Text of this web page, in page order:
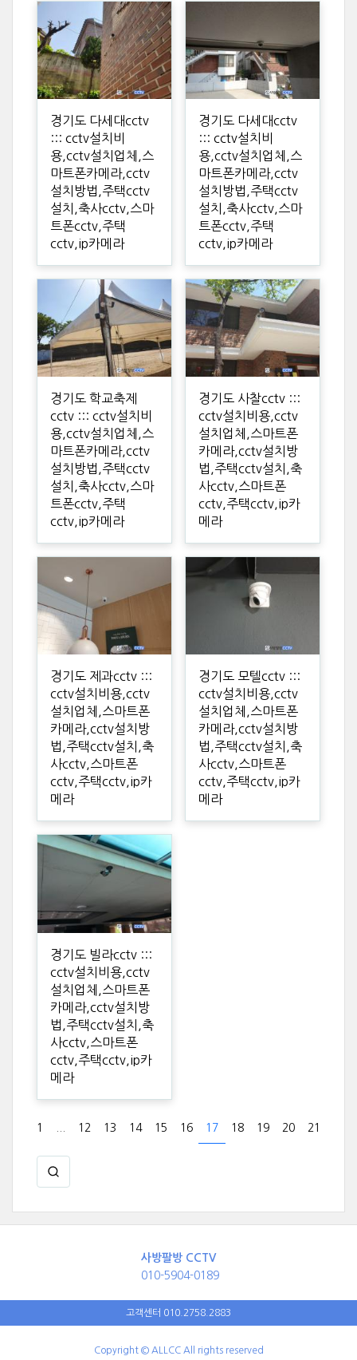
경기도 다세대cctv
::: cctv설치비
용,cctv설치업체,스
마트폰카메라,cctv
설치방법,주택cctv
설치,축사cctv,스마
트폰cctv,주택
cctv,ip카메라
경기도 다세대cctv
::: cctv설치비
용,cctv설치업체,스
마트폰카메라,cctv
설치방법,주택cctv
설치,축사cctv,스마
트폰cctv,주택
cctv,ip카메라
경기도 학교축제
cctv ::: cctv설치비
용,cctv설치업체,스
마트폰카메라,cctv
설치방법,주택cctv
설치,축사cctv,스마
트폰cctv,주택
cctv,ip카메라
경기도 사찰cctv :::
cctv설치비용,cctv
설치업체,스마트폰
카메라,cctv설치방
법,주택cctv설치,축
사cctv,스마트폰
cctv,주택cctv,ip카
메라
경기도 제과cctv :::
cctv설치비용,cctv
설치업체,스마트폰
카메라,cctv설치방
법,주택cctv설치,축
사cctv,스마트폰
cctv,주택cctv,ip카
메라
경기도 모텔cctv :::
cctv설치비용,cctv
설치업체,스마트폰
카메라,cctv설치방
법,주택cctv설치,축
사cctv,스마트폰
cctv,주택cctv,ip카
메라
경기도 빌라cctv :::
cctv설치비용,cctv
설치업체,스마트폰
카메라,cctv설치방
법,주택cctv설치,축
사cctv,스마트폰
cctv,주택cctv,ip카
메라
1 12 13 14 15 16 17 18 19 20 21
사방팔방 CCTV
010-5904-0189
고객센터 010.2758.2883
Copyright © ALLCC All rights reserved